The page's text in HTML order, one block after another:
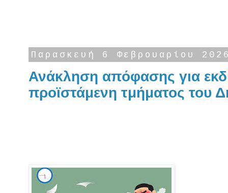
Παρασκευή 6 Φεβρουαρίου
Ανάκληση απόφασης για
προϊστάμενη τμήματος του